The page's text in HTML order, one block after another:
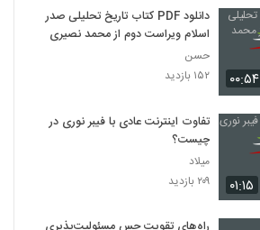
۰۰:۵۴
دانلود PDF کتاب تاریخ تحلیلی صدر
اسلام ویراست دوم از محمد نصیری
حسن
۱۵۲ بازدید
۰۱:۱۵
تفاوت اینترنت عادی با فیبر نوری در
چیست؟
میلاد
۲۰۹ بازدید